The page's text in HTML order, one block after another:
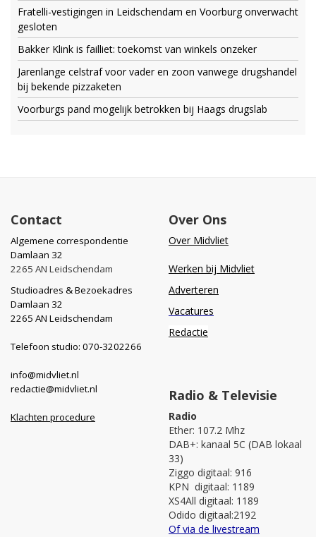
Fratelli-vestigingen in Leidschendam en Voorburg onverwacht
gesloten
Bakker Klink is failliet: toekomst van winkels onzeker
Jarenlange celstraf voor vader en zoon vanwege drugshandel
bij bekende pizzaketen
Voorburgs pand mogelijk betrokken bij Haags drugslab
Contact
Algemene correspondentie
Damlaan 32
2265 AN Leidschendam
Studioadres & Bezoekadres
Damlaan 32
2265 AN Leidschendam
Telefoon studio: 070-3202266
info@midvliet.nl
redactie@midvliet.nl
Klachten procedure
Over Ons
Over Midvliet
Werken bij Midvliet
Adverteren
Vacatures
Redactie
Radio & Televisie
Radio
Ether: 107.2 Mhz
DAB+: kanaal 5C (DAB lokaal
33)
Ziggo digitaal: 916
KPN digitaal: 1189
XS4All digitaal: 1189
Odido digitaal:2192
Of via de livestream